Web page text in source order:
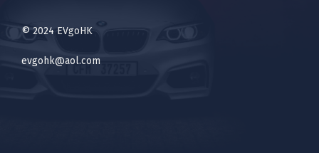
© 2024 EVgoHK
evgohk@aol.com